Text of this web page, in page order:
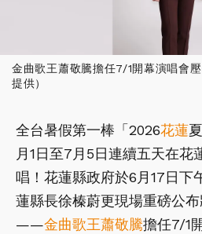
金曲歌王蕭敬騰擔任7/1開幕演唱會
提供）
全台暑假第一棒「2026花蓮
月1日至7月5日連續五天在花
唱！花蓮縣政府於6月17日下
蓮縣長徐榛蔚更現場重磅公
——金曲歌王蕭敬騰擔任7/1